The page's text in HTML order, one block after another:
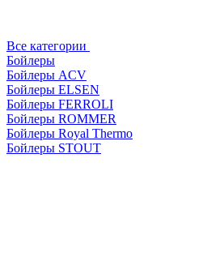
Все категории
Бойлеры
Бойлеры ACV
Бойлеры ELSEN
Бойлеры FERROLI
Бойлеры ROMMER
Бойлеры Royal Thermo
Бойлеры STOUT